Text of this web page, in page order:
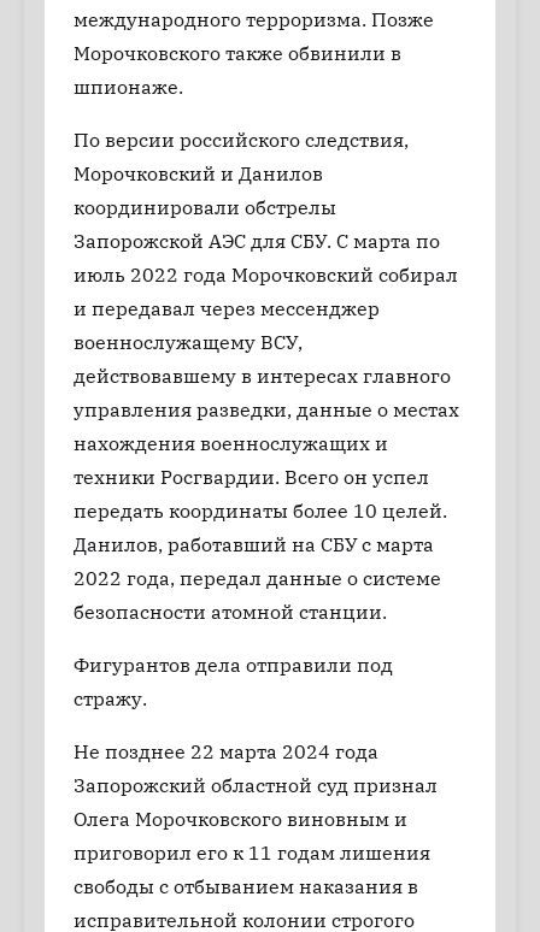
международного терроризма. Позже
Морочковского также обвинили в
шпионаже.
По версии российского следствия,
Морочковский и Данилов
координировали обстрелы
Запорожской АЭС для СБУ. С марта по
июль 2022 года Морочковский собирал
и передавал через мессенджер
военнослужащему ВСУ,
действовавшему в интересах главного
управления разведки, данные о местах
нахождения военнослужащих и
техники Росгвардии. Всего он успел
передать координаты более 10 целей.
Данилов, работавший на СБУ с марта
2022 года, передал данные о системе
безопасности атомной станции.
Фигурантов дела отправили под
стражу.
Не позднее 22 марта 2024 года
Запорожский областной суд признал
Олега Морочковского виновным и
приговорил его к 11 годам лишения
свободы с отбыванием наказания в
исправительной колонии строгого